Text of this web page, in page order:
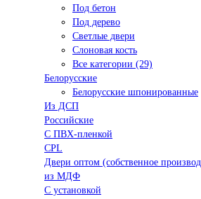
Под бетон
Под дерево
Светлые двери
Слоновая кость
Все категории (29)
Белорусские
Белорусские шпонированные
Из ДСП
Российские
C ПВХ-пленкой
CPL
Двери оптом (собственное
из МДФ
С установкой